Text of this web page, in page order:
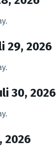
29, 2026
30, 2026
2026